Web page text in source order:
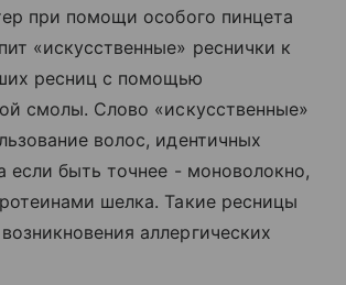
при помощи особого пинцета
«искусственные» реснички к
ресниц с помощью
смолы. Слово «искусственные»
волос, идентичных
если быть точнее - моноволокно,
шелка. Такие ресницы
аллергических